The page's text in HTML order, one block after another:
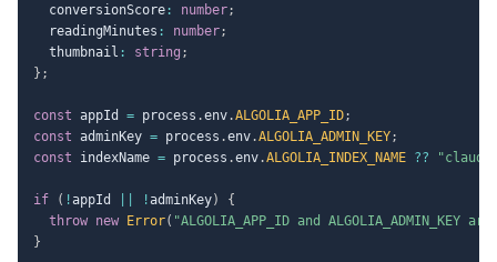
  conversionScore
: number;
  readingMinutes
: number;
  thumbnail
: string ;
} ;
const appId = process .env.ALGOLIA_APP_ID;
const adminKey = process .env.ALGOLIA_ADMIN_KEY;
const indexName = process .env.ALGOLIA_INDEX_NAME ??
if ( !appId !adminKey)
{
throw new Error( "ALGOLIA_APP_ID and ALGOLIA_ADMIN_KEY
}